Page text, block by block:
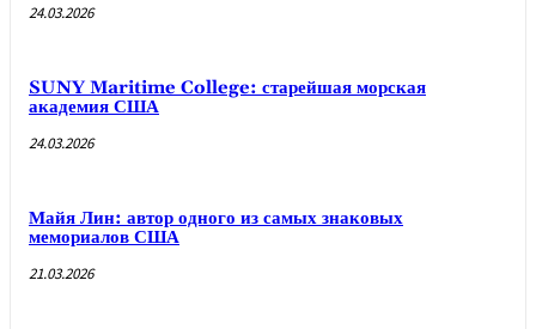
24.03.2026
SUNY Maritime College: старейшая морская
академия США
24.03.2026
Майя Лин: автор одного из самых знаковых
мемориалов США
21.03.2026